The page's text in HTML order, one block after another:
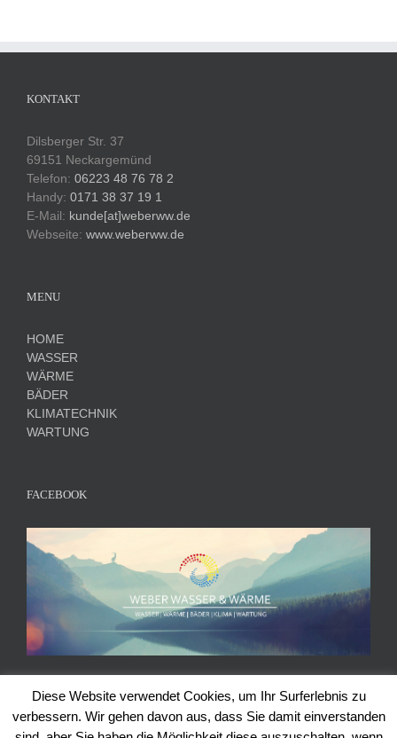
KONTAKT
Dilsberger Str. 37
69151 Neckargemünd
Telefon: 06223 48 76 78 2
Handy: 0171 38 37 19 1
E-Mail: kunde[at]weberww.de
Webseite: www.weberww.de
MENU
HOME
WASSER
WÄRME
BÄDER
KLIMATECHNIK
WARTUNG
FACEBOOK
Diese Website verwendet Cookies, um Ihr Surferlebnis zu
verbessern. Wir gehen davon aus, dass Sie damit einverstanden